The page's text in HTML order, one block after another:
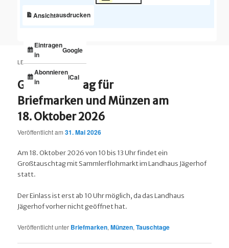
Eintragen
in
Google
Abonnieren
in
iCal
Ansichtausdrucken
LETZTE BEITRÄGE
Großtauschtag für
Briefmarken und Münzen am
18. Oktober 2026
Veröffentlicht am31. Mai 2026
Am 18. Oktober 2026 von 10 bis 13 Uhr findet ein
Großtauschtag mit Sammlerflohmarkt im Landhaus Jägerhof
statt.
Der Einlass ist erst ab 10 Uhr möglich, da das Landhaus
Jägerhof vorher nicht geöffnet hat.
Veröffentlicht unter Briefmarken,Münzen,Tauschtage